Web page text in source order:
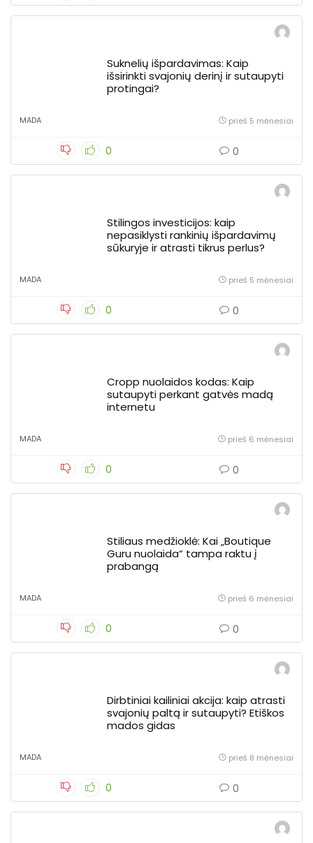
Suknelių išpardavimas: Kaip
išsirinkti svajonių derinį ir sutaupyti
protingai?
MADA prieš 5 mėnesiai
0 0
Stilingos investicijos: kaip
nepasiklysti rankinių išpardavimų
sūkuryje ir atrasti tikrus perlus?
MADA prieš 5 mėnesiai
0 0
Cropp nuolaidos kodas: Kaip
sutaupyti perkant gatvės madą
internetu
MADA prieš 6 mėnesiai
0 0
Stiliaus medžioklė: Kai „Boutique
Guru nuolaida“ tampa raktu į
prabangą
MADA prieš 6 mėnesiai
0 0
Dirbtiniai kailiniai akcija: kaip atrasti
svajonių paltą ir sutaupyti? Etiškos
mados gidas
MADA prieš 8 mėnesiai
0 0